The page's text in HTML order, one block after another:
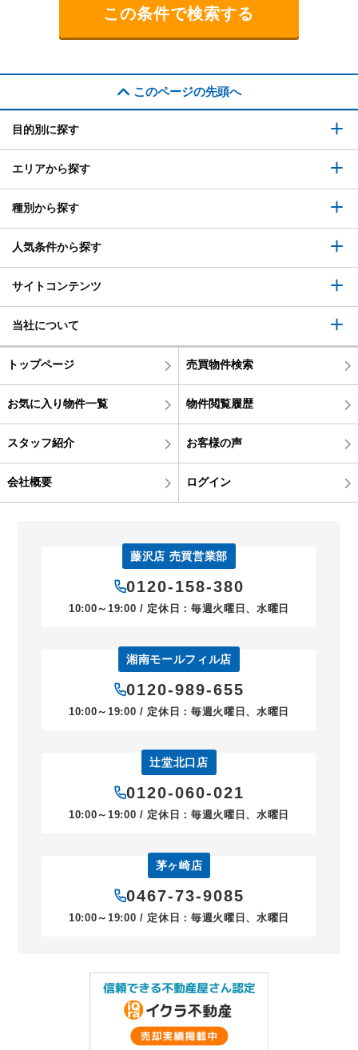
このページの先頭へ
目的別に探す
エリアから探す
種別から探す
人気条件から探す
サイトコンテンツ
当社について
トップページ 売買物件検索
お気に入り物件一覧 物件閲覧履歴
スタッフ紹介 お客様の声
会社概要 ログイン
藤沢店 売買営業部
0120-158-380
10:00～19:00 / 定休日：毎週火曜日、水曜日
湘南モールフィル店
0120-989-655
10:00～19:00 / 定休日：毎週火曜日、水曜日
辻堂北口店
0120-060-021
10:00～19:00 / 定休日：毎週火曜日、水曜日
茅ヶ崎店
0467-73-9085
10:00～19:00 / 定休日：毎週火曜日、水曜日